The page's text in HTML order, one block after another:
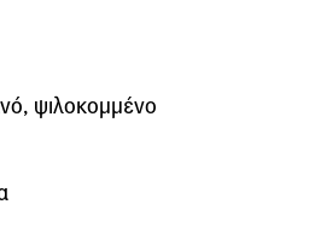
ψιλοκομμένο